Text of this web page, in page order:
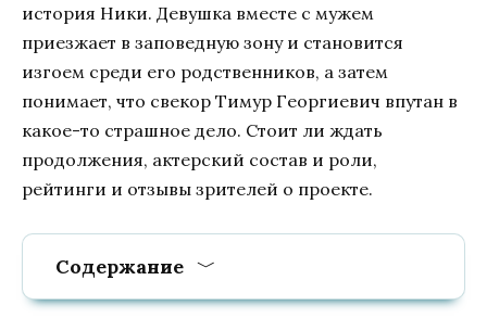
история Ники. Девушка вместе с мужем
приезжает в заповедную зону и становится
изгоем среди его родственников, а затем
понимает, что свекор Тимур Георгиевич впутан в
какое-то страшное дело. Стоит ли ждать
продолжения, актерский состав и роли,
рейтинги и отзывы зрителей о проекте.
Содержание